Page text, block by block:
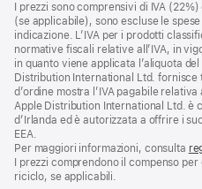
I prezzi sono comprensivi di IVA
(se applicabile), sono escluse le
indicazione. L’IVA per i prodotti
normative fiscali relative all’IVA, in
in quanto viene applicata l’aliquota
Distribution International Ltd. fornisce
d’ordine mostra l’IVA pagabile
Apple Distribution International Ltd. è
d’Irlanda ed è autorizzata a offrire i
EEA.
Per maggiori informazioni, consulta
I prezzi comprendono il compenso
riciclo, se applicabili.